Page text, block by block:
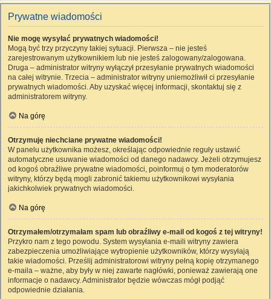
Prywatne wiadomości
Nie mogę wysyłać prywatnych wiadomości!
Mogą być trzy przyczyny takiej sytuacji. Pierwsza – nie jesteś
zarejestrowanym użytkownikiem lub nie jesteś zalogowany/zalogowana.
Druga – administrator witryny wyłączył przesyłanie prywatnych wiadomości
na całej witrynie. Trzecia – administrator witryny uniemożliwił ci przesyłanie
prywatnych wiadomości. Aby uzyskać więcej informacji, skontaktuj się z
administratorem witryny.
Na górę
Otrzymuję niechciane prywatne wiadomości!
W panelu użytkownika możesz, określając odpowiednie reguły ustawić
automatyczne usuwanie wiadomości od danego nadawcy. Jeżeli otrzymujesz
od kogoś obraźliwe prywatne wiadomości, poinformuj o tym moderatorów
witryny, którzy będą mogli zabronić takiemu użytkownikowi wysyłania
jakichkolwiek prywatnych wiadomości.
Na górę
Otrzymałem/otrzymałam spam lub obraźliwy e-mail od kogoś z tej witryny!
Przykro nam z tego powodu. System wysyłania e-maili witryny zawiera
zabezpieczenia umożliwiające wytropienie użytkowników, którzy wysyłają
takie wiadomości. Prześlij administratorowi witryny pełną kopię otrzymanego
e-maila – ważne, aby były w niej zawarte nagłówki, ponieważ zawierają one
informacje o nadawcy. Administrator będzie wówczas mógł podjąć
odpowiednie działania.